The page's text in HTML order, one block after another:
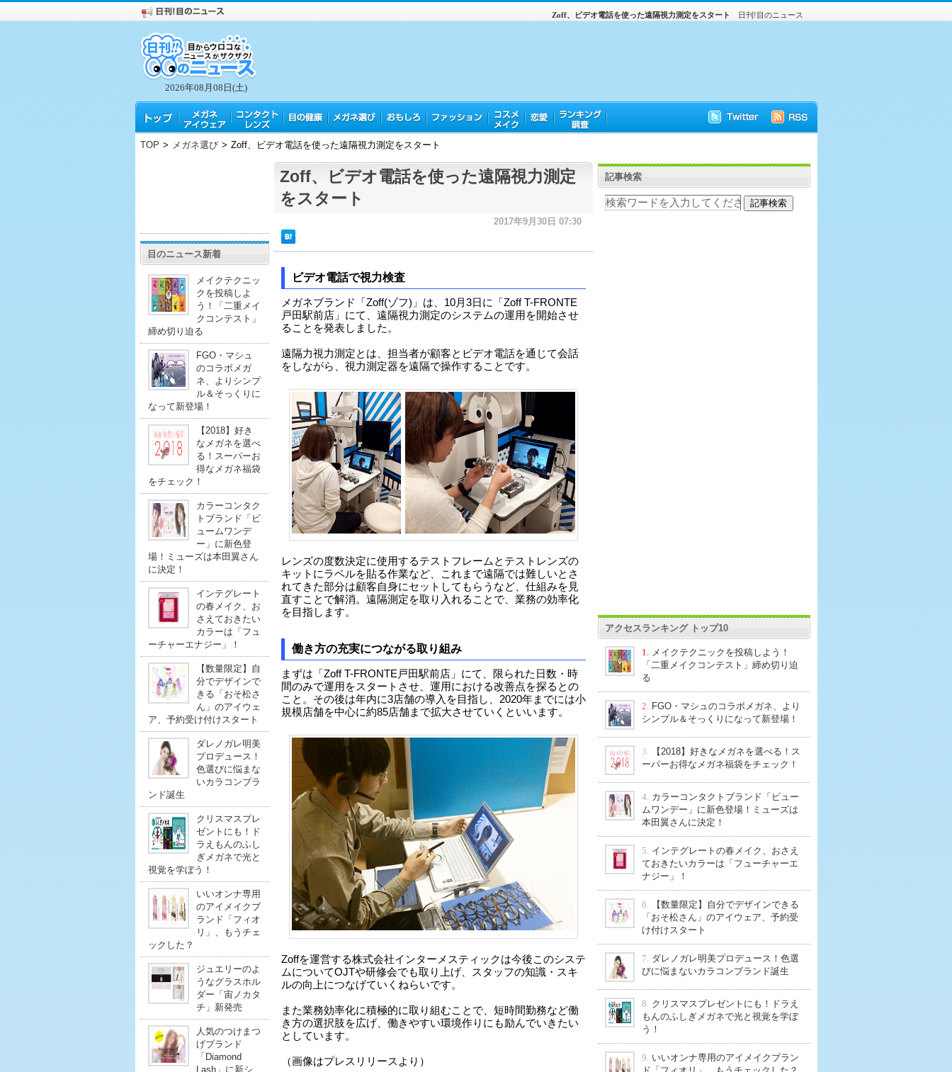
2026年08月08日(土)
日刊!目のニュース
Zoff、ビデオ電話を使った遠隔視力測定をスタート
TOP > メガネ選び > Zoff、ビデオ電話を使った遠隔視力測定をスタート
目のニュース新着
メイクテクニッ
クを投稿しよ
う！「二重メイ
クコンテスト」
締め切り迫る
FGO・マシュ
のコラボメガ
ネ、よりシンプ
ル＆そっくりに
なって新登場！
【2018】好き
なメガネを選べ
る！スーパーお
得なメガネ福袋
をチェック！
カラーコンタク
トブランド「ビ
ュームワンデ
ー」に新色登
場！ミューズは本田翼さん
に決定！
インテグレート
の春メイク、お
さえておきたい
カラーは「フュ
ーチャーエナジー」！
【数量限定】自
分でデザインで
きる「おそ松さ
ん」のアイウェ
ア、予約受け付けスタート
ダレノガレ明美
プロデュース！
色選びに悩まな
いカラコンブラ
ンド誕生
クリスマスプレ
ゼントにも！ド
ラえもんのふし
ぎメガネで光と
視覚を学ぼう！
いいオンナ専用
のアイメイクブ
ランド「フィオ
リ」、もうチェ
ックした？
ジュエリーのよ
うなグラスホル
ダー「宙ノカタ
チ」新発売
人気のつけまつ
げブランド
「Diamond
Lash」に新シ
Zoff、ビデオ電話を使った遠隔視力測定
をスタート
2017年9月30日 07:30
ビデオ電話で視力検査
メガネブランド「Zoff(ゾフ)」は、10月3日に「Zoff T-FRONTE
戸田駅前店」にて、遠隔視力測定のシステムの運用を開始させ
ることを発表しました。
遠隔力視力測定とは、担当者が顧客とビデオ電話を通じて会話
をしながら、視力測定器を遠隔で操作することです。
レンズの度数決定に使用するテストフレームとテストレンズの
キットにラベルを貼る作業など、これまで遠隔では難しいとさ
れてきた部分は顧客自身にセットしてもらうなど、仕組みを見
直すことで解消。遠隔測定を取り入れることで、業務の効率化
を目指します。
働き方の充実につながる取り組み
まずは「Zoff T-FRONTE戸田駅前店」にて、限られた日数・時
間のみで運用をスタートさせ、運用における改善点を探るとの
こと。その後は年内に3店舗の導入を目指し、2020年までには小
規模店舗を中心に約85店舗まで拡大させていくといいます。
Zoffを運営する株式会社インターメスティックは今後このシステ
ムについてOJTや研修会でも取り上げ、スタッフの知識・スキ
ルの向上につなげていくねらいです。
また業務効率化に積極的に取り組むことで、短時間勤務など働
き方の選択肢を広げ、働きやすい環境作りにも励んでいきたい
としています。
（画像はプレスリリースより）
記事検索
アクセスランキング トップ10
1.
メイクテクニックを投稿しよう！
「二重メイクコンテスト」締め切り迫
る
2. FGO・マシュのコラボメガネ、より
シンプル＆そっくりになって新登場！
3.
【2018】好きなメガネを選べる！ス
ーパーお得なメガネ福袋をチェック！
4. カラーコンタクトブランド「ビュー
ムワンデー」に新色登場！ミューズは
本田翼さんに決定！
5. インテグレートの春メイク、おさえ
ておきたいカラーは「フューチャーエ
ナジー」！
6.
【数量限定】自分でデザインできる
「おそ松さん」のアイウェア、予約受
け付けスタート
7. ダレノガレ明美プロデュース！色選
びに悩まないカラコンブランド誕生
8. クリスマスプレゼントにも！ドラえ
もんのふしぎメガネで光と視覚を学ぼ
う！
9. いいオンナ専用のアイメイクブラン
ド「フィオリ」、もうチェックした？